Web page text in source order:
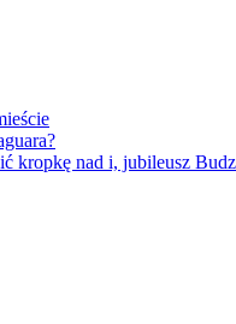
kropkę nad i, jubileusz